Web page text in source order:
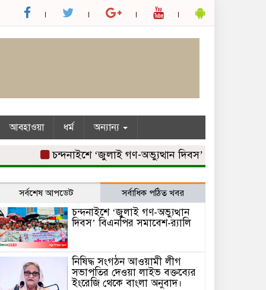
আবহাওয়া ধর্ম অন্যান্য
চন্দনাইশে ‘জুলাই গণ-অভ্যুত্থান দিবস’ বিএনপির সমাবেশ-
সর্বশেষ আপডেট সর্বাধিক পঠিত খবর
চন্দনাইশে ‘জুলাই গণ-অভ্যুত্থান
দিবস’ বিএনপির সমাবেশ-র‌্যালি
নিষিদ্ধ সংগঠন আওয়ামী লীগ
সভাপতির দেওয়া লাইভ বক্তব্যের
ইংরেজি থেকে বাংলা অনুবাদ।